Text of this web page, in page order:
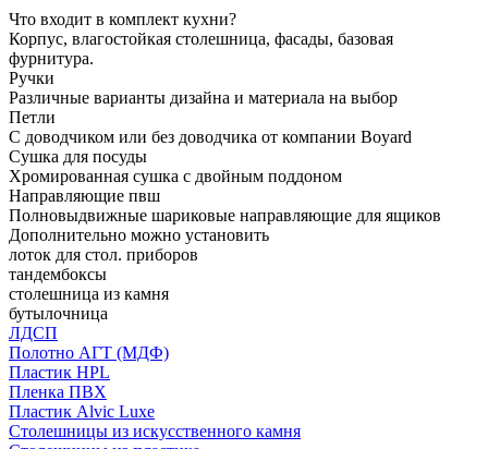
Что входит в комплект кухни?
Корпус, влагостойкая столешница, фасады, базовая
фурнитура.
Ручки
Различные варианты дизайна и материала на выбор
Петли
С доводчиком или без доводчика от компании Boyard
Сушка для посуды
Хромированная сушка с двойным поддоном
Направляющие пвш
Полновыдвижные шариковые направляющие для ящиков
Дополнительно можно установить
лоток для стол. приборов
тандембоксы
столешница из камня
бутылочница
ЛДСП
Полотно АГТ (МДФ)
Пластик HPL
Пленка ПВХ
Пластик Alvic Luxe
Столешницы из искусственного камня